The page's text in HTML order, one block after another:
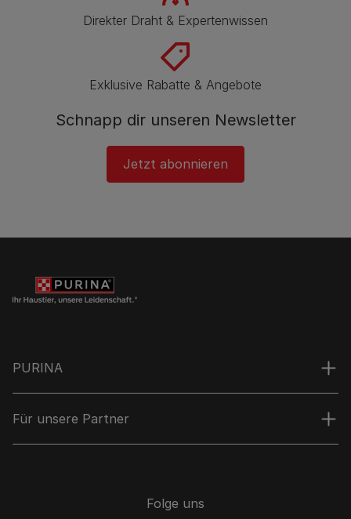
Direkter Draht & Expertenwissen
Exklusive Rabatte & Angebote
Schnapp dir unseren Newsletter
Jetzt abonnieren
PURINA
Für unsere Partner
Folge uns